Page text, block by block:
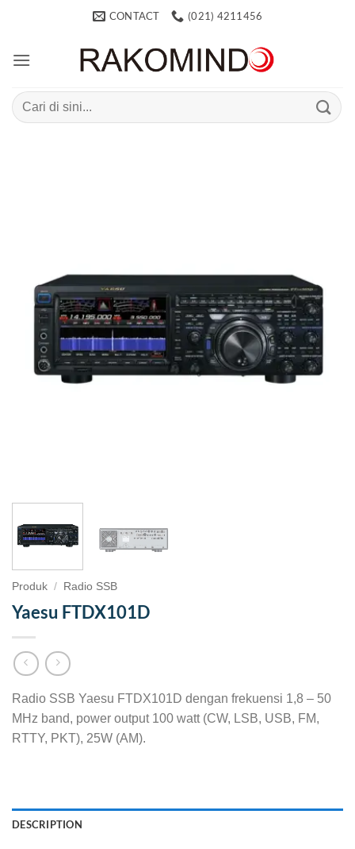
CONTACT (021) 4211456
Search
for:
Produk / Radio SSB
Yaesu FTDX101D
Radio SSB Yaesu FTDX101D dengan frekuensi 1,8 – 50
MHz band, power output 100 watt (CW, LSB, USB, FM,
RTTY, PKT), 25W (AM).
DESCRIPTION